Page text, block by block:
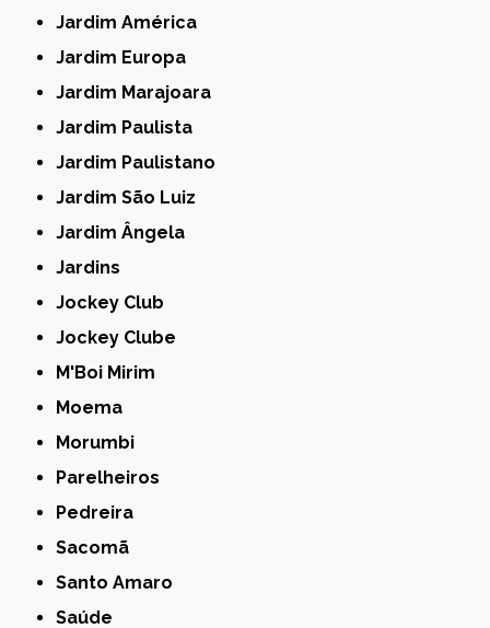
Jardim América
Jardim Europa
Jardim Marajoara
Jardim Paulista
Jardim Paulistano
Jardim São Luiz
Jardim Ângela
Jardins
Jockey Club
Jockey Clube
M'Boi Mirim
Moema
Morumbi
Parelheiros
Pedreira
Sacomã
Santo Amaro
Saúde